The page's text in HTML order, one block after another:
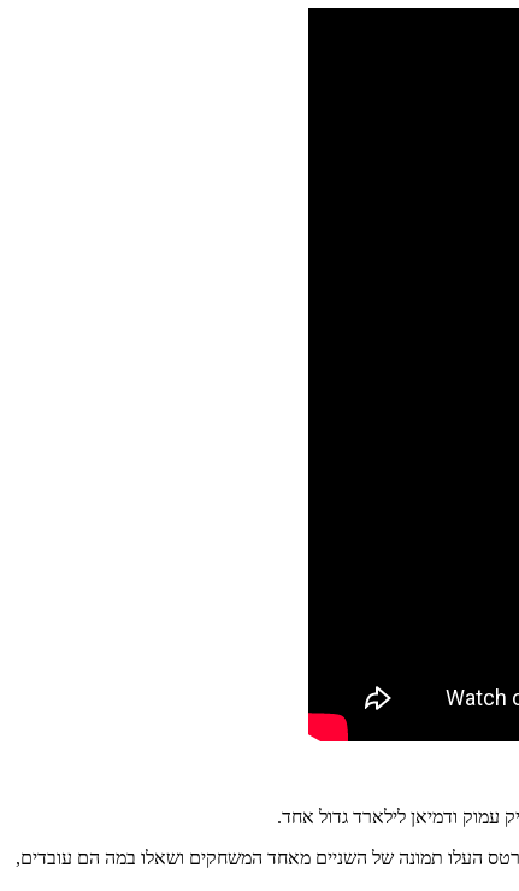
ודמיאן לילארד גדול אחד.
יאהו ספורטס העלו תמונה של השניים מאחד המשחקים ושאלו במה הם עובדים,